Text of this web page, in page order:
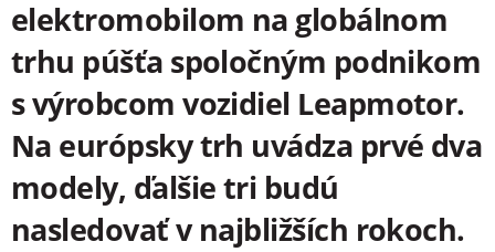
elektromobilom na globálnom
trhu púšťa spoločným podnikom
s výrobcom vozidiel Leapmotor.
Na európsky trh uvádza prvé dva
modely, ďalšie tri budú
nasledovať v najbližších rokoch.